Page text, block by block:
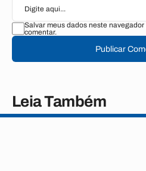
Salvar meus dados neste
comentar.
Publicar
Leia Também